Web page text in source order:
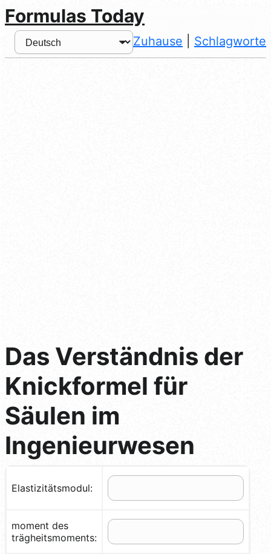
Formulas Today
Zuhause Schlagworte
Das Verständnis der
Knickformel für
Säulen im
Ingenieurwesen
Elastizitätsmodul:
moment des
trägheitsmoments: